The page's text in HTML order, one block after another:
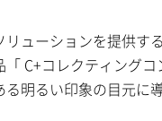
ューションを提供す
「 C+コレクティング
明るい印象の目元に